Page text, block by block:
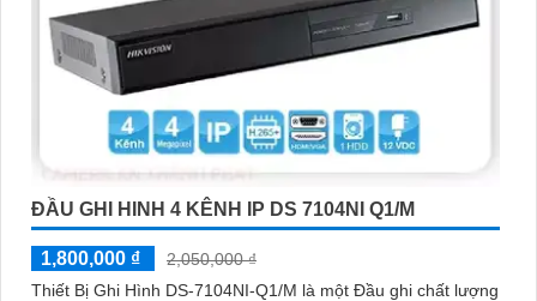
ĐẦU GHI HINH 4 KÊNH IP DS 7104NI Q1/M
1,800,000 ₫
2,050,000 ₫
Thiết Bị Ghi Hình DS-7104NI-Q1/M là một Đầu ghi chất lượng